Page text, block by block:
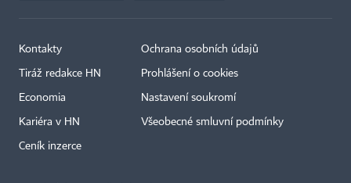
Kontakty
Tiráž redakce HN
Economia
Kariéra v HN
Ceník inzerce
Ochrana osobních údajů
Prohlášení o cookies
Nastavení soukromí
Všeobecné smluvní podmínky